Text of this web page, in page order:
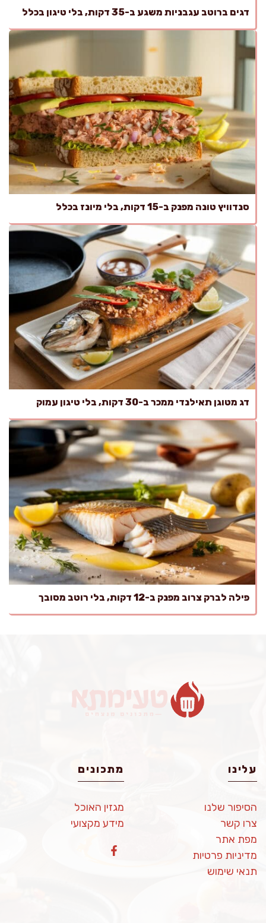
דגים ברוטב עגבניות משגע ב-35 דקות, בלי טיגון בכלל
סנדוויץ טונה מפנק ב-15 דקות, בלי מיונז בכלל
דג מטוגן תאילנדי ממכר ב-30 דקות, בלי טיגון עמוק
פילה לברק צרוב מפנק ב-12 דקות, בלי רוטב מסובך
עלינו
הסיפור שלנו
צרו קשר
מפת אתר
מדיניות פרטיות
תנאי שימוש
מתכונים
מגזין האוכל
מידע מקצועי